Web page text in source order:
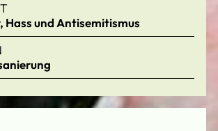
Hass und Antisemitismus